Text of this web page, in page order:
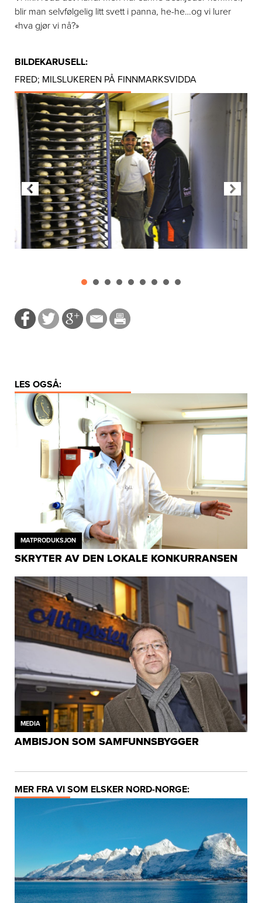
blir man selvfølgelig litt svett i panna, he-he…og vi lurer
«hva gjør vi nå?»
BILDEKARUSELL:
FRED; MILSLUKEREN PÅ FINNMARKSVIDDA
LES OGSÅ:
MATPRODUKSJON
SKRYTER AV DEN LOKALE KONKURRANSEN
MEDIA
AMBISJON SOM SAMFUNNSBYGGER
MER FRA VI SOM ELSKER NORD-NORGE: